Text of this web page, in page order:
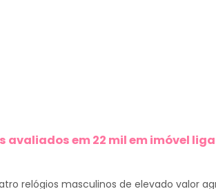
avaliados em 22 mil em imóvel
relógios masculinos de elevado valor